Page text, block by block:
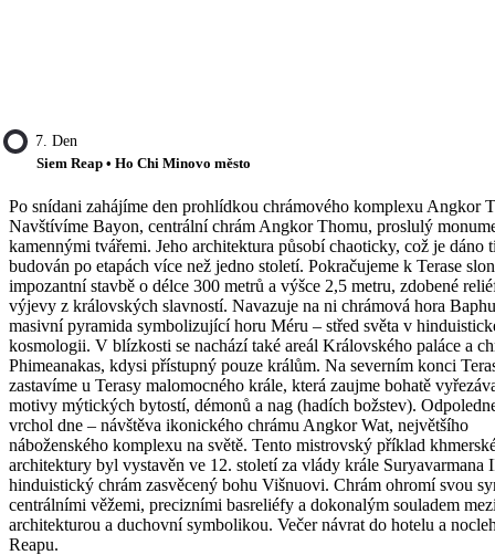
7. Den
Siem Reap • Ho Chi Minovo město
Po snídani zahájíme den prohlídkou chrámového komplexu Angkor
Navštívíme Bayon, centrální chrám Angkor Thomu, proslulý
kamennými tvářemi. Jeho architektura působí chaoticky, což je dáno
budován po etapách více než jedno století. Pokračujeme k Terase
impozantní stavbě o délce 300 metrů a výšce 2,5 metru, zdobené
výjevy z královských slavností. Navazuje na ni chrámová hora
masivní pyramida symbolizující horu Méru – střed světa v
kosmologii. V blízkosti se nachází také areál Královského paláce a
Phimeanakas, kdysi přístupný pouze králům. Na severním konci
zastavíme u Terasy malomocného krále, která zaujme bohatě
motivy mýtických bytostí, démonů a nag (hadích božstev).
vrchol dne – návštěva ikonického chrámu Angkor Wat, největšího
náboženského komplexu na světě. Tento mistrovský příklad
architektury byl vystavěn ve 12. století za vlády krále Suryavarmana
hinduistický chrám zasvěcený bohu Višnuovi. Chrám ohromí svou
centrálními věžemi, precizními basreliéfy a dokonalým souladem
architekturou a duchovní symbolikou. Večer návrat do hotelu a
Reapu.